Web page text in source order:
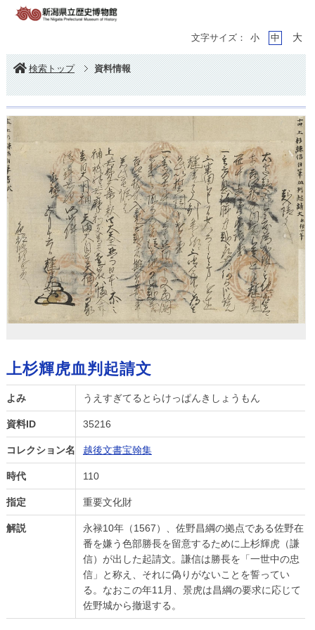
文字サイズ： 小 中 大
検索トップ 資料情報
上杉輝虎血判起請文
よみ うえすぎてるとらけっぱんきしょうもん
資料ID 35216
コレクション名 越後文書宝翰集
時代 110
指定 重要文化財
解説
永禄10年（1567）、佐野昌綱の拠点である佐野在
番を嫌う色部勝長を留意するために上杉輝虎（謙
信）が出した起請文。謙信は勝長を「一世中の忠
信」と称え、それに偽りがないことを誓ってい
る。なおこの年11月、景虎は昌綱の要求に応じて
佐野城から撤退する。